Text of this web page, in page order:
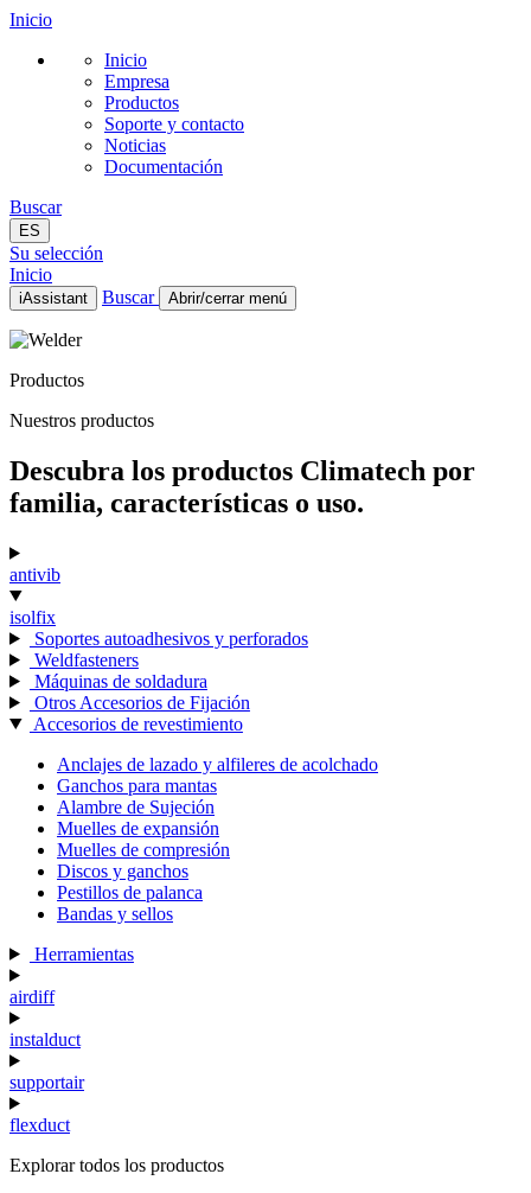
Inicio
Inicio
Empresa
Productos
Soporte y contacto
Noticias
Documentación
Buscar
ES
Su selección
Inicio
iAssistant Buscar Abrir/cerrar menú
Inicio
Productos
Noticias
ES
Productos
Nuestros productos
Descubra los productos Climatech por
familia, características o uso.
antivib
isolfix
Soportes autoadhesivos y perforados
Weldfasteners
Máquinas de soldadura
Otros Accesorios de Fijación
Accesorios de revestimiento
Anclajes de lazado y alfileres de acolchado
Ganchos para mantas
Alambre de Sujeción
Muelles de expansión
Muelles de compresión
Discos y ganchos
Pestillos de palanca
Bandas y sellos
Herramientas
airdiff
instalduct
supportair
flexduct
Explorar todos los productos